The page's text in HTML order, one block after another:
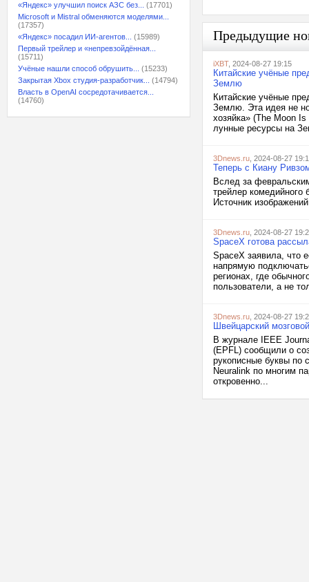
«Яндекс» улучшил поиск АЗС без...
(17701)
Microsoft и Mistral обменяются моделями...
(17357)
«Яндекс» посадил ИИ-агентов...
(15989)
Первый трейлер и «непревзойдённая...
(15711)
Учёные нашли способ обрушить...
(15233)
Закрытая Xbox студия-разработчик...
(14794)
Власть в OpenAI сосредотачивается...
(14760)
Предыдущие
iXBT, 2024-08-27 19:15
Китайские учёные
Землю
Китайские учёные
Землю. Эта идея не
хозяйка» (The Moon
лунные ресурсы на
3Dnews.ru , 2024-08-27
Теперь с Киану
Вслед за
трейлер комедийного
Источник
3Dnews.ru , 2024-08-27
SpaceX готова
SpaceX заявила, что
напрямую
регионах, где
пользователи, а не
3Dnews.ru , 2024-08-27
Швейцарский
В журнале IEEE
(EPFL) сообщили о
рукописные буквы по
Neuralink по многим
откровенно...